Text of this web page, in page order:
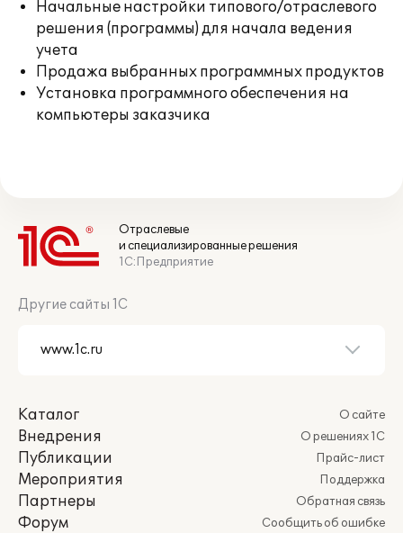
Начальные настройки типового/отраслевого
решения (программы) для начала ведения
учета
Продажа выбранных программных продуктов
Установка программного обеспечения на
компьютеры заказчика
Отраслевые
и специализированные решения
1С:Предприятие
Другие сайты 1С
Каталог
Внедрения
Публикации
Мероприятия
Партнеры
Форум
О сайте
О решениях 1С
Прайс-лист
Поддержка
Обратная связь
Сообщить об ошибке